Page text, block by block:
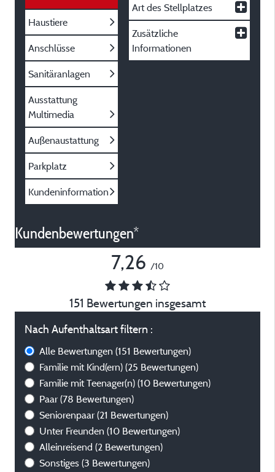
Haustiere
Anschlüsse
Sanitäranlagen
Ausstattung
Multimedia
Außenaustattung
Parkplatz
Kundeninformation
Art des Stellplatzes
Zusätzliche
Informationen
Kundenbewertungen*
7,26 /10
151 Bewertungen insgesamt
Nach Aufenthaltsart filtern :
Alle Bewertungen (151 Bewertungen)
Familie mit Kind(ern) (25 Bewertungen)
Familie mit Teenager(n) (10 Bewertungen)
Paar (78 Bewertungen)
Seniorenpaar (21 Bewertungen)
Unter Freunden (10 Bewertungen)
Alleinreisend (2 Bewertungen)
Sonstiges (3 Bewertungen)